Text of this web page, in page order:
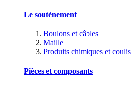
Le soutènement
Boulons et câbles
Maille
Produits chimiques et coulis
Pièces et composants